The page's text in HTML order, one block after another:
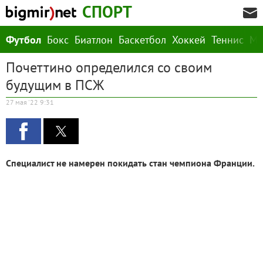
СПОРТ
Футбол Бокс Биатлон Баскетбол Хоккей Теннис
Почеттино определился со своим
будущим в ПСЖ
27 мая '22 9:31
Специалист не намерен покидать стан чемпиона Франции.